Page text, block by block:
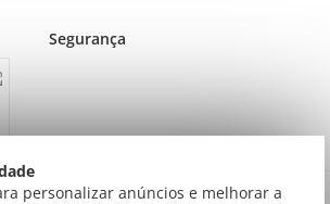
personalizar anúncios e melhorar a
Segurança
final não contribuinte. Preços exclusivos para compras